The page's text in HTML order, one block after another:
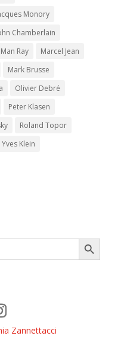
Monory
Chamberlain
Man Ray
Marcel Jean
Mark Brusse
Olivier Debré
Peter Klasen
Roland Topor
Yves Klein
Search Button
Zannettacci